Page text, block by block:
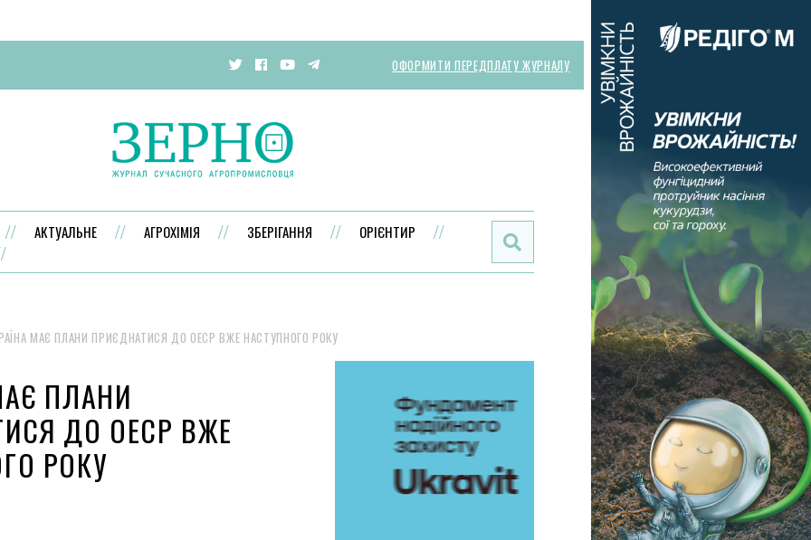
ОФОРМИТИ ПЕРЕДПЛАТУ ЖУРНАЛУ
АКТУАЛЬНЕ АГРОХІМІЯ ЗБЕРІГАННЯ ОРІЄНТИР
МАЄ ПЛАНИ ПРИЄДНАТИСЯ ДО ОЕСР ВЖЕ НАСТУПНОГО РОКУ
ПЛАНИ
ДО ОЕСР ВЖЕ
РОКУ